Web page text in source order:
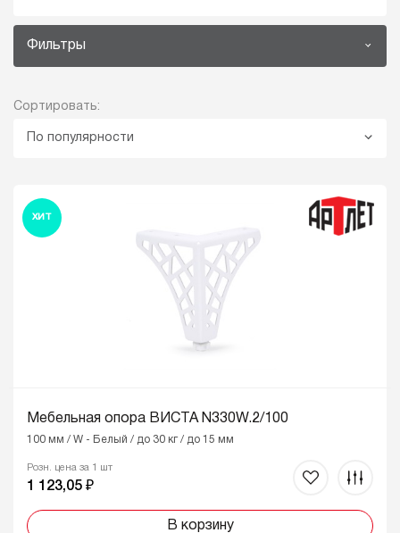
Фильтры
Сортировать:
По популярности
ХИТ
Мебельная опора ВИСТА N330W.2/100
100 мм / W - Белый / до 30 кг / до 15 мм
Розн. цена за 1 шт
1 123,05 ₽
В корзину